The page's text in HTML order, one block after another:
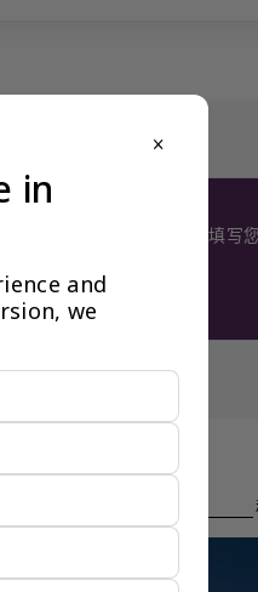
要求提供。
德的竞争。请使用此表格填写
close
in
and
we